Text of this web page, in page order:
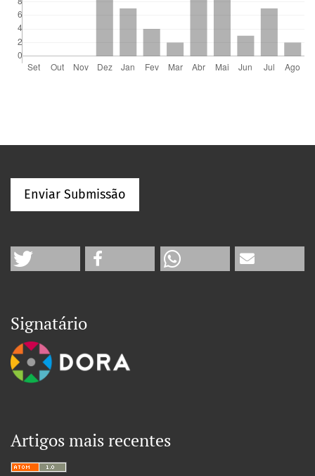
Enviar Submissão
Signatário
Artigos mais recentes